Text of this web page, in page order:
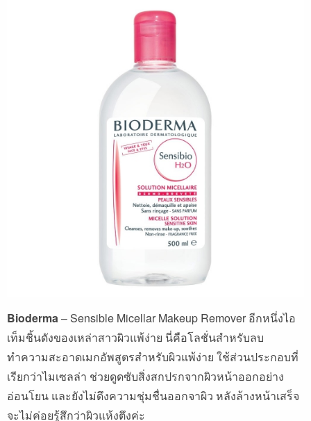
Bioderma – Sensible Micellar Makeup Remover อีกหนึ่งไอ
เท็มชิ้นดังของเหล่าสาวผิวแพ้ง่าย นี่คือโลชั่นสำหรับลบ
ทำความสะอาดเมกอัพสูตรสำหรับผิวแพ้ง่าย ใช้ส่วนประกอบที่
เรียกว่าไมเซลล่า ช่วยดูดซับสิ่งสกปรกจากผิวหน้าออกอย่าง
อ่อนโยน และยังไม่ดึงความชุ่มชื่นออกจาผิว หลังล้างหน้าเสร็จ
จะไม่ค่อยรู้สึกว่าผิวแห้งตึงค่ะ